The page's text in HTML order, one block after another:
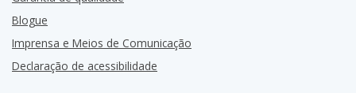
Blogue
Imprensa e Meios de Comunicação
Declaração de acessibilidade